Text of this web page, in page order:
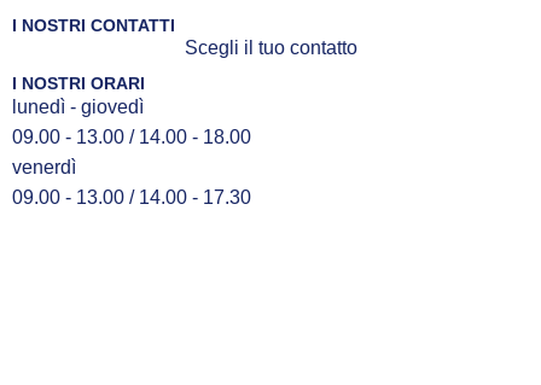
I NOSTRI CONTATTI
Scegli il tuo contatto
I NOSTRI ORARI
lunedì - giovedì
09.00 - 13.00 / 14.00 - 18.00
venerdì
09.00 - 13.00 / 14.00 - 17.30